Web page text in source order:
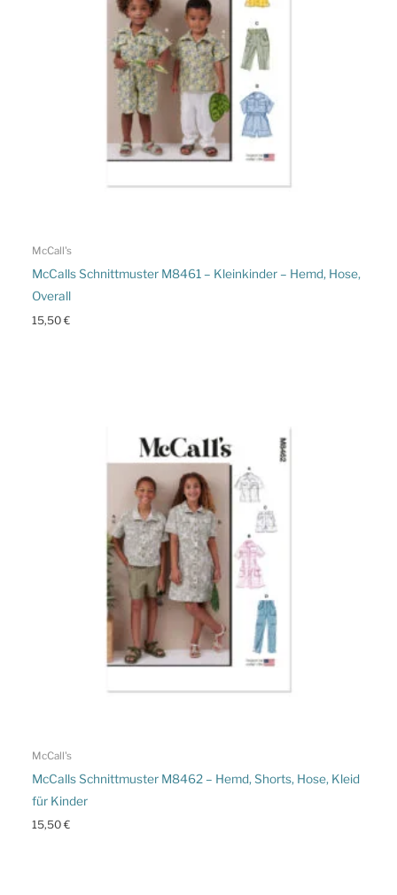
McCall's
McCalls Schnittmuster M8461 – Kleinkinder – Hemd, Hose,
Overall
15,50€
McCall's
McCalls Schnittmuster M8462 – Hemd, Shorts, Hose, Kleid
für Kinder
15,50€